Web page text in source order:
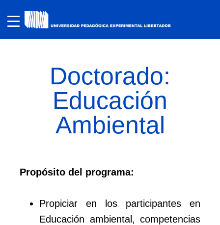
Doctorado:
Educación
Ambiental
Propósito del programa:
Propiciar en los participantes en
Educación ambiental, competencias